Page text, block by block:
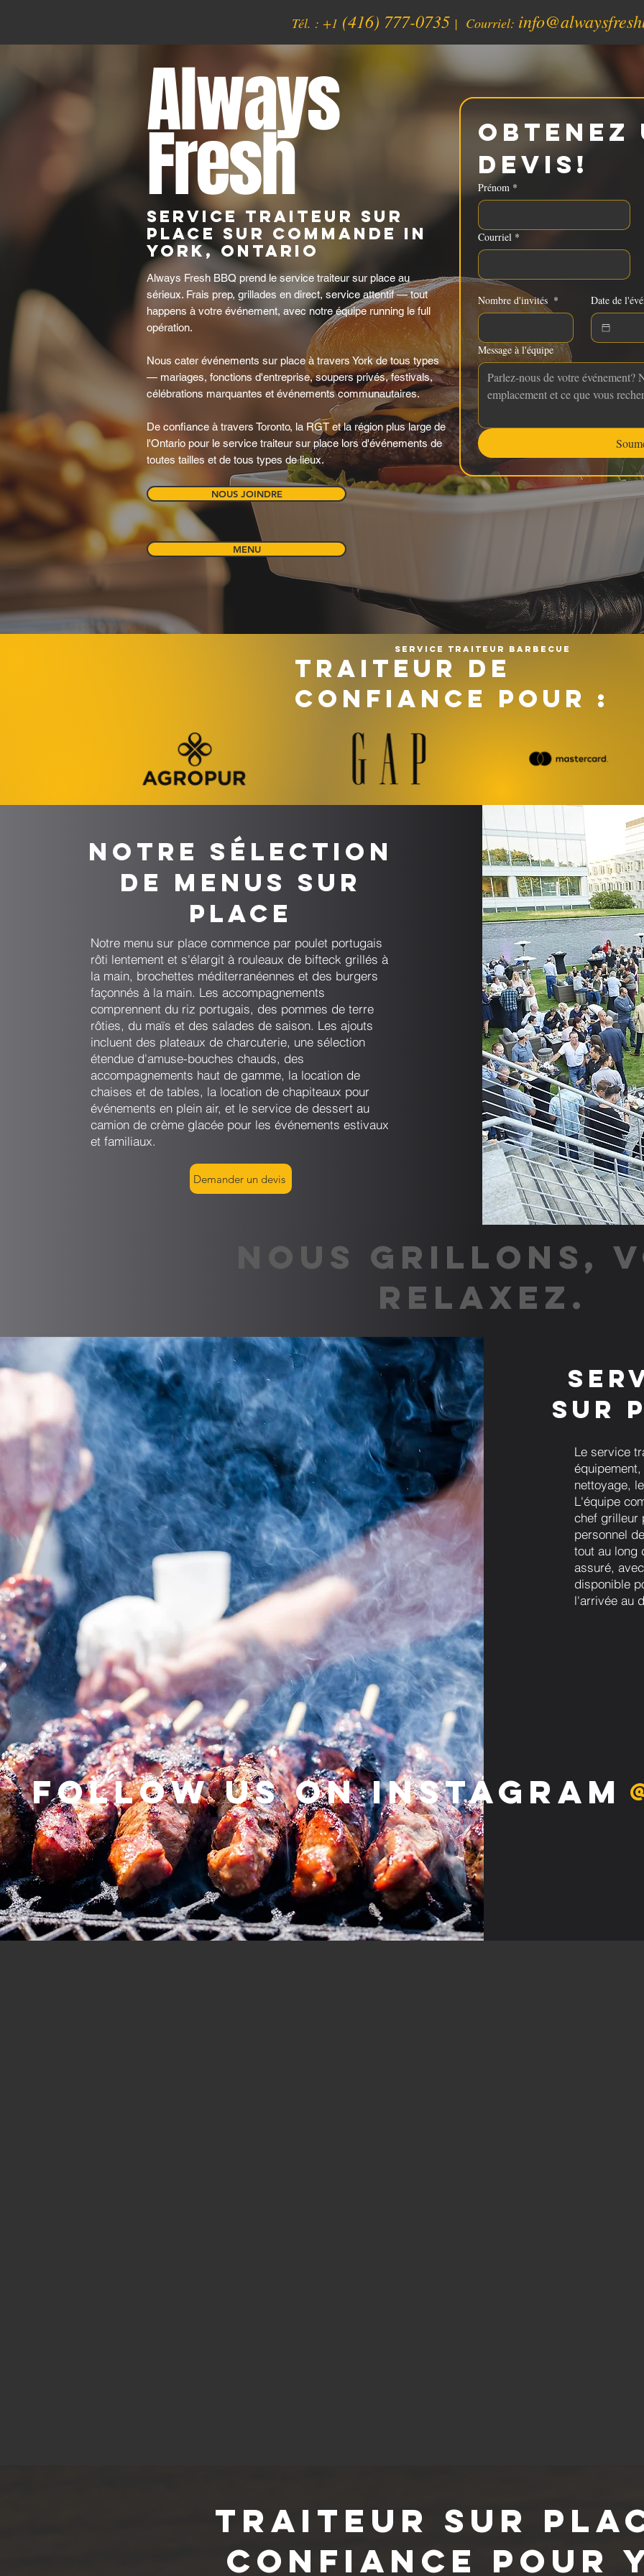
Tél. : +1 (416) 777-0735| Courriel:
Always
Fresh
Service traiteur sur
place sur commande in
York, Ontario
Always Fresh BBQ prend le service traiteur sur place au
sérieux. Frais prep, grillades en direct, service attentif — tout
happens à votre événement, avec notre équipe running le full
opération.
Nous cater événements sur place à travers York de tous types
— mariages, fonctions d'entreprise, soupers privés, festivals,
célébrations marquantes et événements communautaires.
De confiance à travers Toronto, la RGT et la région plus large de
l'Ontario pour le service traiteur sur place lors d'événements de
toutes tailles et de tous types de lieux.
NOUS JOINDRE
Obtenez
devis!
Prénom *
Courriel *
Nombre d'invités * Date de
Message à l'équipe
MENU
Service traiteur barbecue
TRAITEUR DE
CONFIANCE POUR :
Notre sélection
de menus sur
place
Notre menu sur place commence par poulet portugais
rôti lentement et s'élargit à rouleaux de bifteck grillés à
la main, brochettes méditerranéennes et des burgers
façonnés à la main. Les accompagnements
comprennent du riz portugais, des pommes de terre
rôties, du maïs et des salades de saison. Les ajouts
incluent des plateaux de charcuterie, une sélection
étendue d'amuse-bouches chauds, des
accompagnements haut de gamme, la location de
chaises et de tables, la location de chapiteaux pour
événements en plein air, et le service de dessert au
camion de crème glacée pour les événements estivaux
et familiaux.
Demander un devis
NOUS GRILLONS,
RELAXEZ.
sur
Le service
nettoyage,
L'équipe
chef grilleur
personnel
tout au long
assuré,
disponible
l'arrivée au
Follow us on Instagram
Traiteur sur
confiance pour